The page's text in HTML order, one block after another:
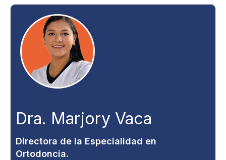
Dra. Marjory Vaca
Directora de la Especialidad en
Ortodoncia.